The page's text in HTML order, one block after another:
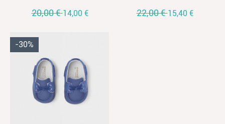
20,00 €14,00 € 22,00 €15,40 €
-30%